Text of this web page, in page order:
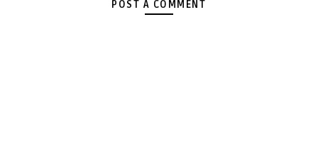
POST A COMMENT